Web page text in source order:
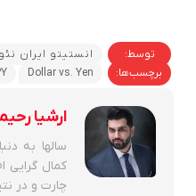
توسط:
انستیتو ایران
برچسب‌ها:
Dollar vs. Yen
ارشیا
سالها به
کمال گرایی
چارت و در